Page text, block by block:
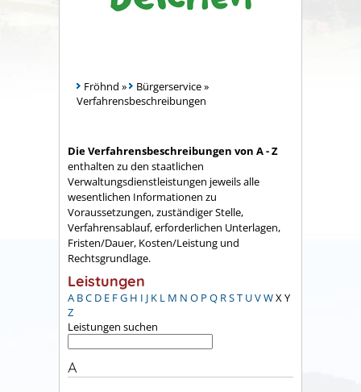
Fröhnd » Bürgerservice»
Verfahrensbeschreibungen
Die Verfahrensbeschreibungen von A - Z
enthalten zu den staatlichen
Verwaltungsdienstleistungen jeweils alle
wesentlichen Informationen zu
Voraussetzungen, zuständiger Stelle,
Verfahrensablauf, erforderlichen Unterlagen,
Fristen/Dauer, Kosten/Leistung und
Rechtsgrundlage.
Leistungen
A BC D E FG H I J K L M N O P Q RST UVWXY
Z
Leistungen suchen
A